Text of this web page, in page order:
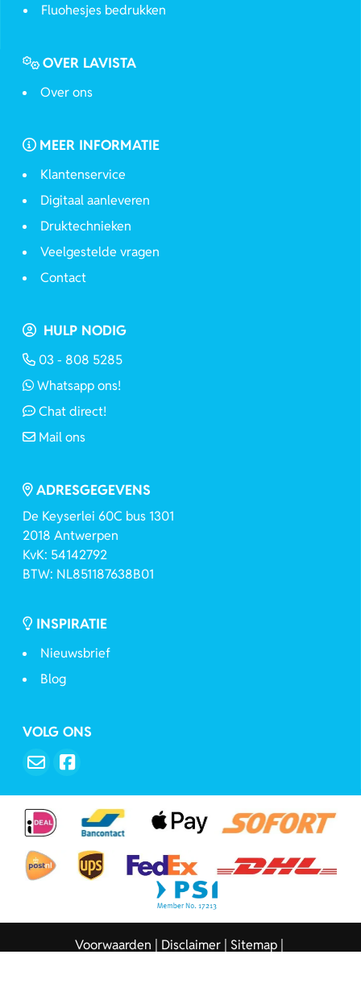
Fluohesjes bedrukken
OVER LAVISTA
Over ons
MEER INFORMATIE
Klantenservice
Digitaal aanleveren
Druktechnieken
Veelgestelde vragen
Contact
HULP NODIG
03 - 808 5285
Whatsapp ons!
Chat direct!
Mail ons
ADRESGEGEVENS
De Keyserlei 60C bus 1301
2018 Antwerpen
KvK: 54142792
BTW: NL851187638B01
INSPIRATIE
Nieuwsbrief
Blog
VOLG ONS
Voorwaarden Disclaimer
Sitemap